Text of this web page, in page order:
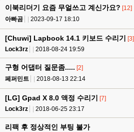
이북리더기 요즘 무얼쓰고 계신가요? [12]
아빠곰
2023-09-17 18:10
[Chuwi] Lapbook 14.1 키보드 수리기
[3]
Lock3rz
2018-08-24 19:59
구형 어댑터 질문좀..... [2]
페퍼민트
2018-08-13 22:14
[LG] Gpad X 8.0 액정 수리기
[7]
Lock3rz
2018-06-25 23:17
리팩 후 정상적인 부팅 불가